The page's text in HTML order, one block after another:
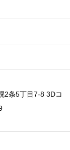
2条5丁目7-8 3Dコ